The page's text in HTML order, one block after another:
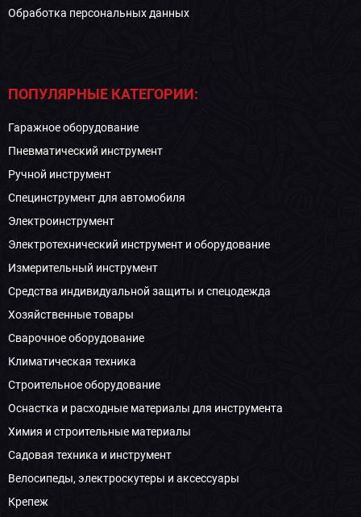
Обработка персональных данных
ПОПУЛЯРНЫЕ КАТЕГОРИИ:
Гаражное оборудование
Пневматический инструмент
Ручной инструмент
Специнструмент для автомобиля
Электроинструмент
Электротехнический инструмент и оборудование
Измерительный инструмент
Средства индивидуальной защиты и спецодежда
Хозяйственные товары
Сварочное оборудование
Климатическая техника
Строительное оборудование
Оснастка и расходные материалы для инструмента
Химия и строительные материалы
Садовая техника и инструмент
Велосипеды, электроскутеры и аксессуары
Крепеж